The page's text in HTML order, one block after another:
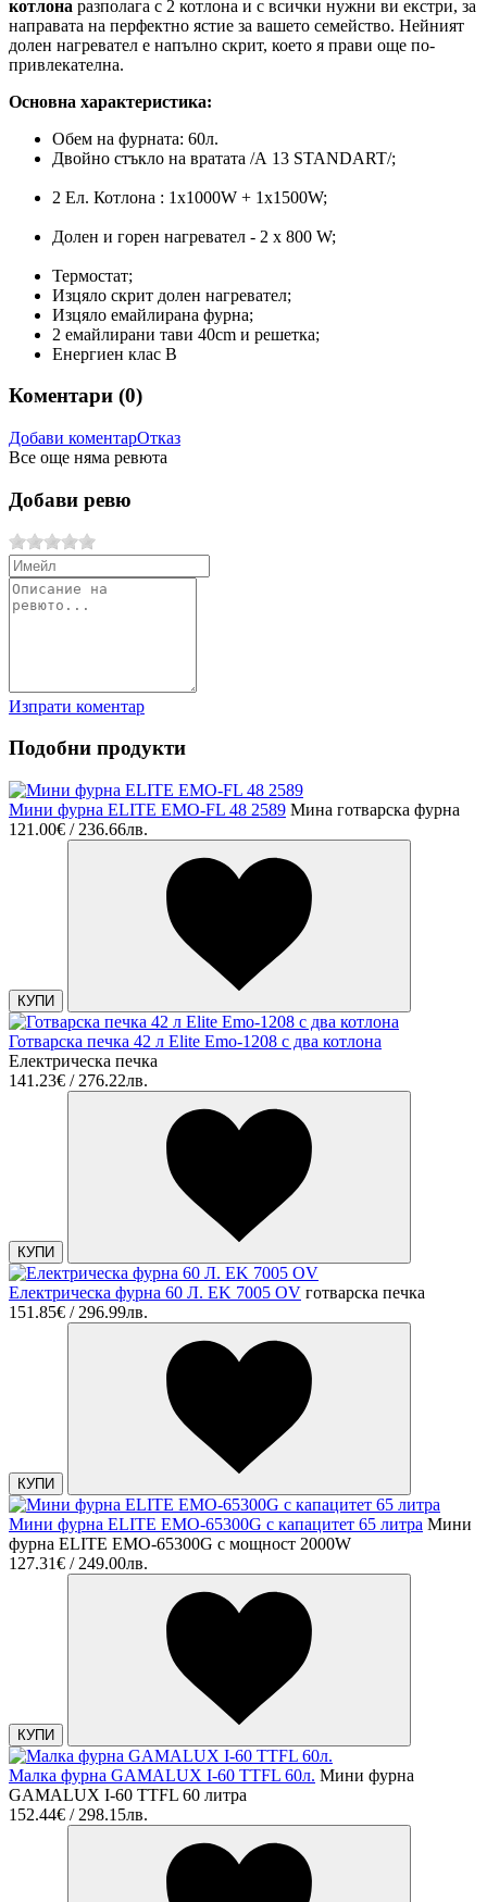
котлона разполага с 2 котлона и с всички нужни ви екстри, за
направата на перфектно ястие за вашето семейство. Нейният
долен нагревател е напълно скрит, което я прави още по-
привлекателна.
Основна характеристика:
Обем на фурната: 60л.
Двойно стъкло на вратата /А 13 STANDART/;
2 Ел. Котлона : 1x1000W + 1x1500W;
Долен и горен нагревател - 2 х 800 W;
Термостат;
Изцяло скрит долен нагревател;
Изцяло емайлирана фурна;
2 емайлирани тави 40cm и решетка;
Енергиен клас B
Коментари (0)
Добави коментарОтказ
Все още няма ревюта
Добави ревю
Изпрати коментар
Подобни продукти
Мини фурна ELITE EMO-FL 48 2589 Мина готварска фурна
121.00€ / 236.66лв.
КУПИ
Готварска печка 42 л Elite Emo-1208 с два котлона
Електрическа печка
141.23€ / 276.22лв.
КУПИ
Електрическа фурна 60 Л. EK 7005 OV готварска печка
151.85€ / 296.99лв.
КУПИ
Мини фурна ELITE EMO-65300G с капацитет 65 литра Мини
фурна ELITE EMO-65300G с мощност 2000W
127.31€ / 249.00лв.
КУПИ
Малка фурна GAMALUX I-60 TTFL 60л. Мини фурна
GAMALUX I-60 TTFL 60 литра
152.44€ / 298.15лв.